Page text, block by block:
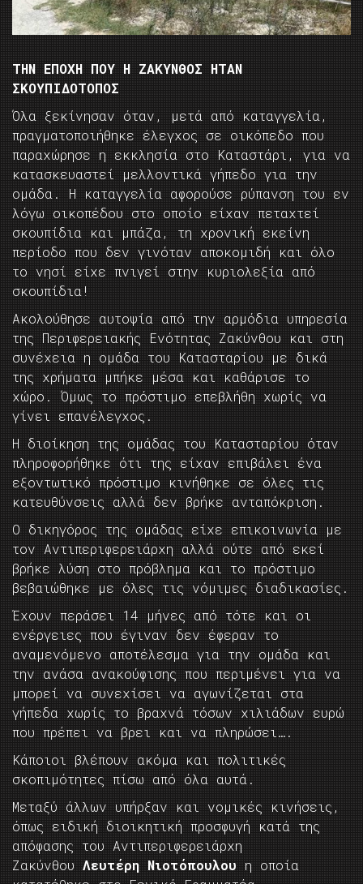
ΤΗΝ ΕΠΟΧΗ ΠΟΥ Η ΖΑΚΥΝΘΟΣ ΗΤΑΝ
ΣΚΟΥΠΙΔΟΤΟΠΟΣ
Όλα ξεκίνησαν όταν, μετά από καταγγελία,
πραγματοποιήθηκε έλεγχος σε οικόπεδο που
παραχώρησε η εκκλησία στο Καταστάρι, για να
κατασκευαστεί μελλοντικά γήπεδο για την
ομάδα. Η καταγγελία αφορούσε ρύπανση του εν
λόγω οικοπέδου στο οποίο είχαν πεταχτεί
σκουπίδια και μπάζα, τη χρονική εκείνη
περίοδο που δεν γινόταν αποκομιδή και όλο
το νησί είχε πνιγεί στην κυριολεξία από
σκουπίδια!
Ακολούθησε αυτοψία από την αρμόδια υπηρεσία
της Περιφερειακής Ενότητας Ζακύνθου και στη
συνέχεια η ομάδα του Κατασταρίου με δικά
της χρήματα μπήκε μέσα και καθάρισε το
χώρο. Όμως το πρόστιμο επεβλήθη χωρίς να
γίνει επανέλεγχος.
Η διοίκηση της ομάδας του Κατασταρίου όταν
πληροφορήθηκε ότι της είχαν επιβάλει ένα
εξοντωτικό πρόστιμο κινήθηκε σε όλες τις
κατευθύνσεις αλλά δεν βρήκε ανταπόκριση.
Ο δικηγόρος της ομάδας είχε επικοινωνία με
τον Αντιπεριφερειάρχη αλλά ούτε από εκεί
βρήκε λύση στο πρόβλημα και το πρόστιμο
βεβαιώθηκε με όλες τις νόμιμες διαδικασίες.
Έχουν περάσει 14 μήνες από τότε και οι
ενέργειες που έγιναν δεν έφεραν το
αναμενόμενο αποτέλεσμα για την ομάδα και
την ανάσα ανακούφισης που περιμένει για να
μπορεί να συνεχίσει να αγωνίζεται στα
γήπεδα χωρίς το βραχνά τόσων χιλιάδων ευρώ
που πρέπει να βρει και να πληρώσει….
Κάποιοι βλέπουν ακόμα και πολιτικές
σκοπιμότητες πίσω από όλα αυτά.
Μεταξύ άλλων υπήρξαν και νομικές κινήσεις,
όπως ειδική διοικητική προσφυγή κατά της
απόφασης του Αντιπεριφερειάρχη
Ζακύνθου Λευτέρη Νιοτόπουλου η οποία